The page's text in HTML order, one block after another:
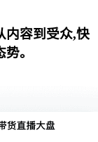
内容到受众,快
。